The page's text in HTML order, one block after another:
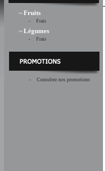
>> Fruits
- Frais
>> Légumes
- Frais
- Consultez nos promotions